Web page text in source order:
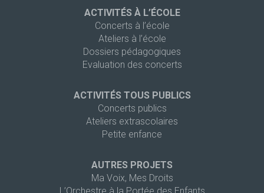
ACTIVITÉS À L’ÉCOLE
Concerts à l’école
Ateliers à l’école
Dossiers pédagogiques
Evaluation des concerts
ACTIVITÉS TOUS PUBLICS
Concerts publics
Ateliers extrascolaires
Petite enfance
AUTRES PROJETS
Ma Voix, Mes Droits